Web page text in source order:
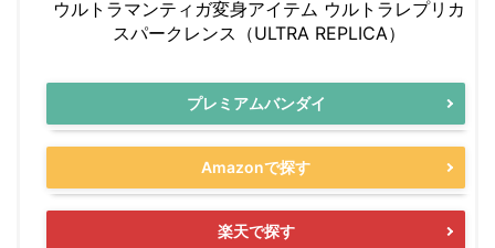
ウルトラマンティガ変身アイテム ウルトラレプリカ
スパークレンス（ULTRA REPLICA）
プレミアムバンダイ
Amazonで探す
楽天で探す